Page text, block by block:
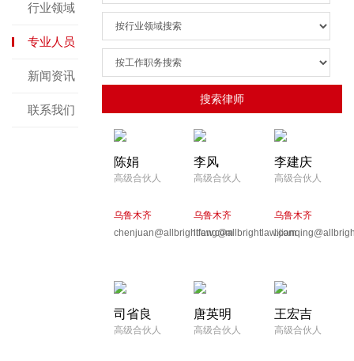
行业领域
专业人员
新闻资讯
联系我们
陈娟
高级合伙人
乌鲁木齐
chenjuan@allbrightlaw.com
李风
高级合伙人
乌鲁木齐
lifeng@allbrightlaw.com
李建庆
高级合伙人
乌鲁木齐
司省良
高级合伙人
唐英明
高级合伙人
王宏吉
高级合伙人